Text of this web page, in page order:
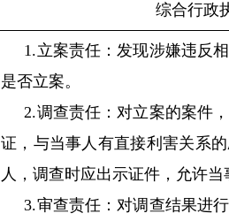
综合行政
1.立案责任：发现涉嫌违反
是否立案。
2.调查责任：对立案的案件
证，与当事人有直接利害关系
人，调查时应出示证件，允许
3.审查责任：对调查结果进